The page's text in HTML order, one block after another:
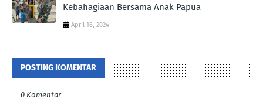
Kebahagiaan Bersama Anak Papua
April 16, 2024
POSTING KOMENTAR
0 Komentar